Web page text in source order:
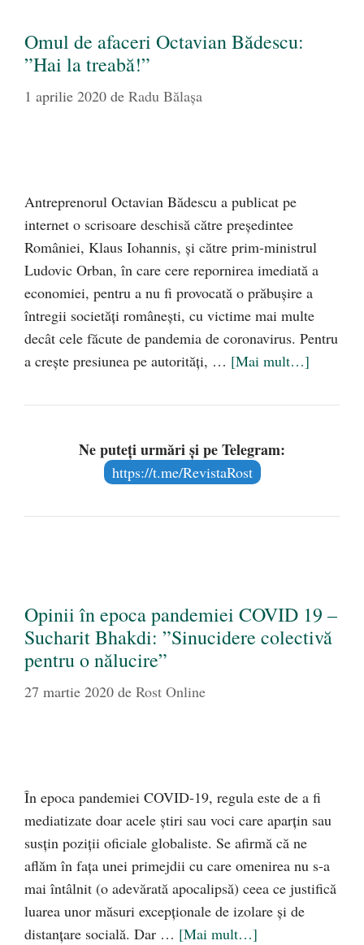
Omul de afaceri Octavian Bădescu:
”Hai la treabă!”
1 aprilie 2020 de Radu Bălaşa
Antreprenorul Octavian Bădescu a publicat pe
internet o scrisoare deschisă către președintee
României, Klaus Iohannis, și către prim-ministrul
Ludovic Orban, în care cere repornirea imediată a
economiei, pentru a nu fi provocată o prăbușire a
întregii societăți românești, cu victime mai multe
decât cele făcute de pandemia de coronavirus. Pentru
a crește presiunea pe autorități, … [Mai mult…]
Ne puteți urmări și pe Telegram:
https://t.me/RevistaRost
Opinii în epoca pandemiei COVID 19 –
Sucharit Bhakdi: ”Sinucidere colectivă
pentru o nălucire”
27 martie 2020 de Rost Online
În epoca pandemiei COVID-19, regula este de a fi
mediatizate doar acele știri sau voci care aparțin sau
susțin poziții oficiale globaliste. Se afirmă că ne
aflăm în fața unei primejdii cu care omenirea nu s-a
mai întâlnit (o adevărată apocalipsă) ceea ce justifică
luarea unor măsuri excepționale de izolare și de
distanțare socială. Dar … [Mai mult…]